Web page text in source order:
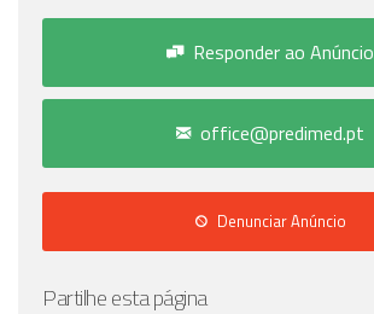
Responder ao Anúncio
office@predimed.pt
Denunciar Anúncio
Partilhe esta página